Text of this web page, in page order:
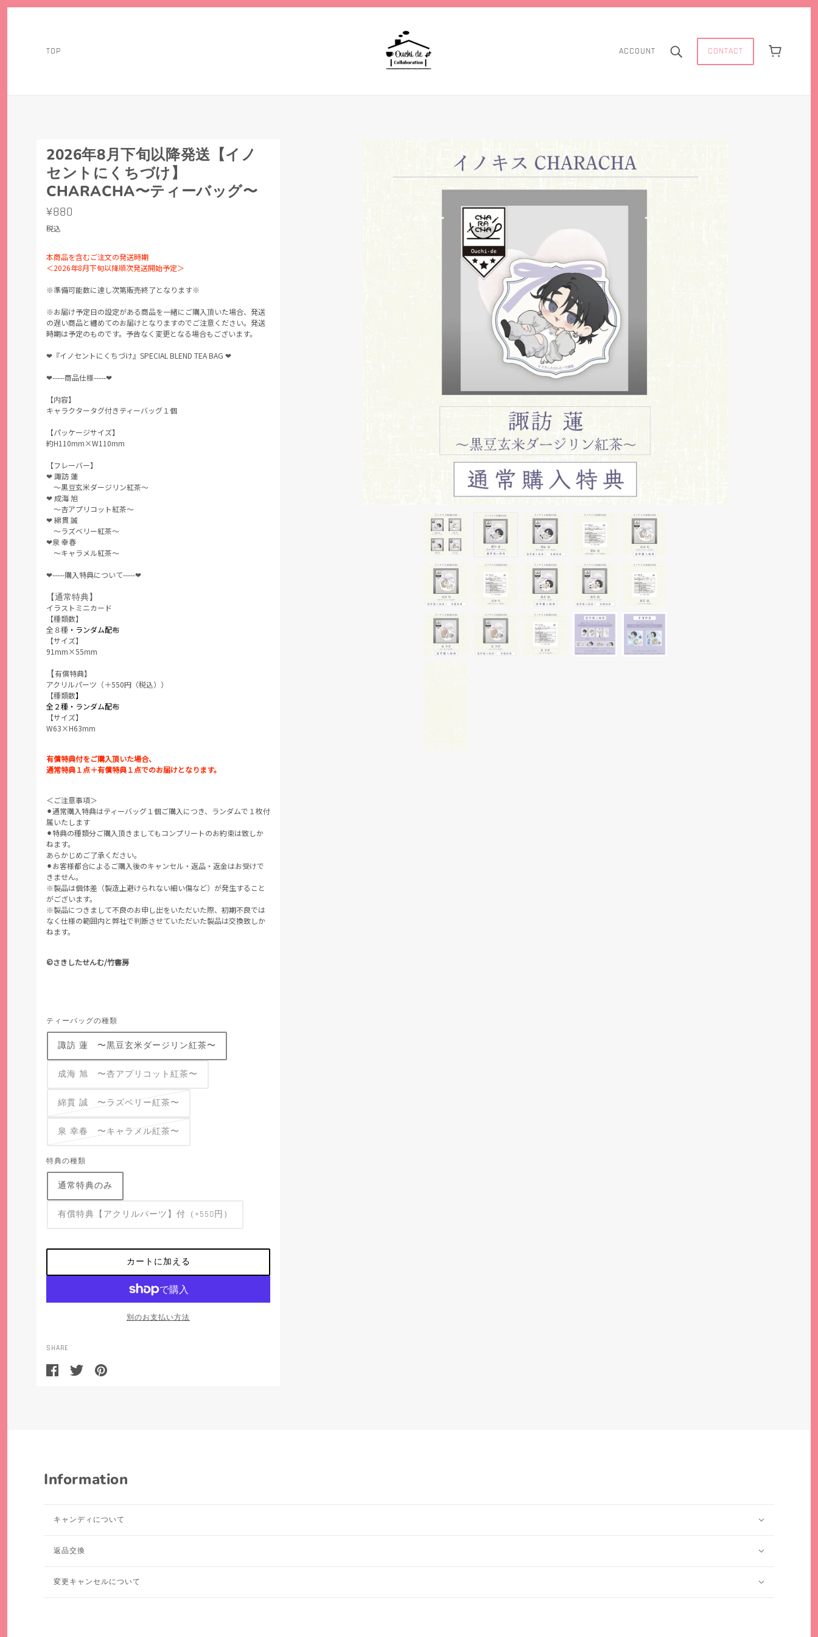
TOP ACCOUNT CONTACT
2026年8月下旬以降発送【イノ
セントにくちづけ】
CHARACHA〜ティーバッグ〜
¥880
税込
本商品を含むご注文の発送時期
＜2026年8月下旬以降順次発送開始予定＞
※準備可能数に達し次第販売終了となります※
※お届け予定日の設定がある商品を一緒にご購入頂いた場合、発送
の遅い商品と纏めてのお届けとなりますのでご注意ください。発送
時期は予定のものです。予告なく変更となる場合もございます。
❤︎『イノセントにくちづけ』SPECIAL BLEND TEA BAG ❤︎
❤︎-----商品仕様-----❤︎
【内容】
キャラクタータグ付きティーバッグ１個
【パッケージサイズ】
約H110mm×W110mm
【フレーバー】
❤︎ 諏訪 蓮
～黒豆玄米ダージリン紅茶～
❤︎ 成海 旭
～杏アプリコット紅茶～
❤︎綿貫 誠
～ラズベリー紅茶～
❤︎泉 幸春
～キャラメル紅茶～
❤︎-----購入特典について-----❤︎
【通常特典】
イラストミニカード
【種類数】
全８種 ・ランダム配布
【サイズ】
91mm×55mm
【有償特典】
アクリルパーツ（＋550円（税込））
【種類数】
全２種・ランダム配布
【サイズ】
W63×H63mm
有償特典付をご購入頂いた場合、
通常特典１点＋有償特典１点でのお届けとなります。
＜ご注意事項＞
⚫︎通常購入特典はティーバッグ１個ご購入につき、ランダムで１枚付
属いたします
⚫︎特典の種類分ご購入頂きましてもコンプリートのお約束は致しか
ねます。
あらかじめご了承ください。
⚫︎お客様都合によるご購入後のキャンセル・返品・返金はお受けで
きません。
※製品は個体差（製造上避けられない細い傷など）が発生すること
がございます。
※製品につきまして不良のお申し出をいただいた際、初期不良では
なく仕様の範囲内と弊社で判断させていただいた製品は交換致しか
ねます。
©さきしたせんむ/竹書房
ティーバッグの種類
諏訪 蓮 〜黒豆玄米ダージリン紅茶〜
成海 旭 〜杏アプリコット紅茶〜
綿貫 誠 〜ラズベリー紅茶〜
泉 幸春 〜キャラメル紅茶〜
特典の種類
通常特典のみ
有償特典【アクリルパーツ】付（+550円）
カートに加える
別のお支払い方法
SHARE
Information
キャンディについて
返品交換
変更キャンセルについて